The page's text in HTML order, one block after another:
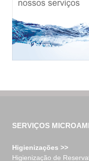
SERVIÇOS
Higienizações >>
Higienização de